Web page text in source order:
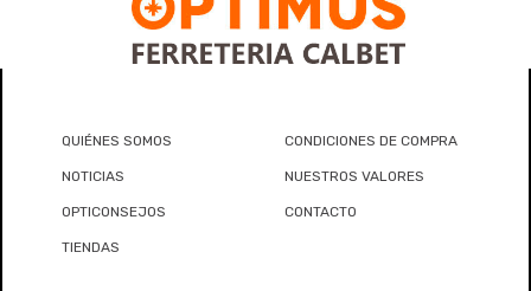
QUIÉNES SOMOS CONDICIONES DE COMPRA
NOTICIAS NUESTROS VALORES
OPTICONSEJOS CONTACTO
TIENDAS